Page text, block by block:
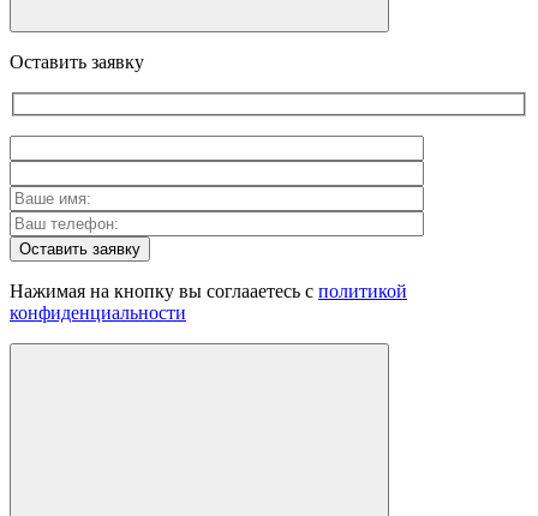
Оставить заявку
Оставить заявку
Нажимая на кнопку вы соглааетесь с политикой
конфиденциальности